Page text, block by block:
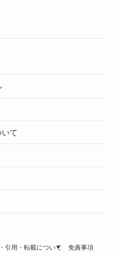
て
引用・転載について 免責事項